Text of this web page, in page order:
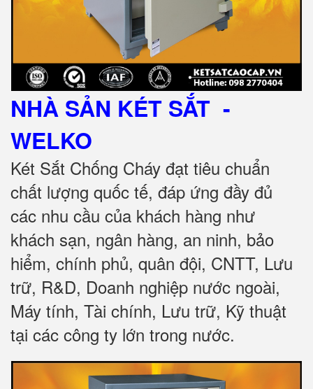
NHÀ SẢN KÉT SẮT -
WELKO
Két Sắt Chống Cháy đạt tiêu chuẩn
chất lượng quốc tế, đáp ứng đầy đủ
các nhu cầu của khách hàng như
khách sạn, ngân hàng, an ninh, bảo
hiểm, chính phủ, quân đội, CNTT, Lưu
trữ, R&D, Doanh nghiệp nước ngoài,
Máy tính, Tài chính, Lưu trữ, Kỹ thuật
tại các công ty lớn trong nước.